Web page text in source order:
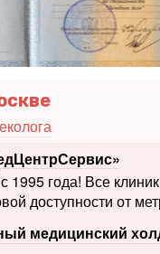
года! Все клиники
медицинский
позвоночника и
«Check Up.